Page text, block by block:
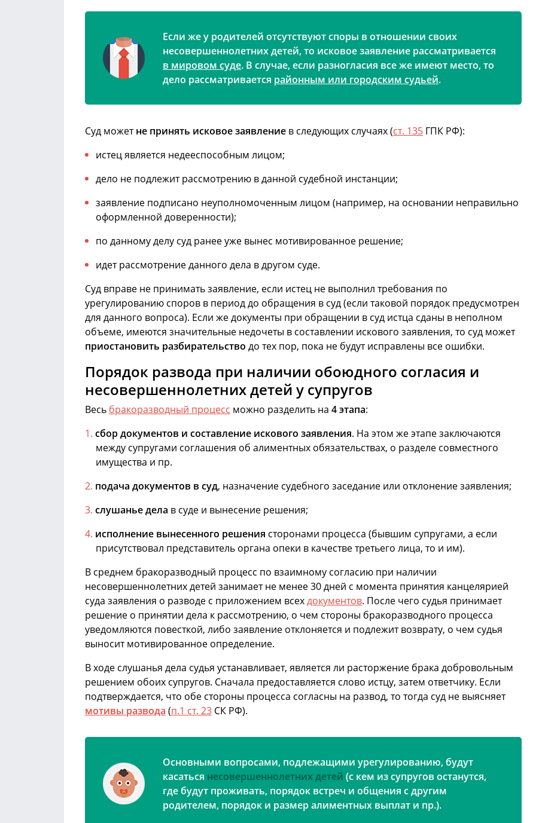
Если же у родителей отсутствуют споры в отношении своих
несовершеннолетних детей, то исковое заявление рассматривается
в мировом суде. В случае, если разногласия все же имеют место, то
дело рассматривается районным или городским судьей.
Суд можетне принять исковое заявление в следующих случаях (ст. 135 ГПК РФ):
истец является недееспособным лицом;
дело не подлежит рассмотрению в данной судебной инстанции;
заявление подписано неуполномоченным лицом (например, на основании неправильно
оформленной доверенности);
по данному делу суд ранее уже вынес мотивированное решение;
идет рассмотрение данного дела в другом суде.
Суд вправе не принимать заявление, если истец не выполнил требования по
урегулированию споров в период до обращения в суд (если таковой порядок предусмотрен
для данного вопроса). Если же документы при обращении в суд истца сданы в неполном
объеме, имеются значительные недочеты в составлении искового заявления, то суд может
приостановить разбирательство до тех пор, пока не будут исправлены все ошибки.
Порядок развода при наличии обоюдного согласия и
несовершеннолетних детей у супругов
Весь бракоразводный процесс можно разделить на 4 этапа:
сбор документов и составление искового заявления. На этом же этапе заключаются
между супругами соглашения об алиментных обязательствах, о разделе совместного
имущества и пр.
подача документов в суд, назначение судебного заседание или отклонение заявления;
слушанье дела в суде и вынесение решения;
исполнение вынесенного решения сторонами процесса (бывшим супругами, а если
присутствовал представитель органа опеки в качестве третьего лица, то и им).
В среднем бракоразводный процесс по взаимному согласию при наличии
несовершеннолетних детей занимает не менее 30 дней с момента принятия канцелярией
суда заявления о разводе с приложением всехдокументов. После чего судья принимает
решение о принятии дела к рассмотрению, о чем стороны бракоразводного процесса
уведомляются повесткой, либо заявление отклоняется и подлежит возврату, о чем судья
выносит мотивированное определение.
В ходе слушанья дела судья устанавливает, является ли расторжение брака добровольным
решением обоих супругов. Сначала предоставляется слово истцу, затем ответчику. Если
подтверждается, что обе стороны процесса согласны на развод, то тогда суд не выясняет
мотивы развода (п.1 ст. 23 СК РФ).
Основными вопросами, подлежащими урегулированию, будут
касаться несовершеннолетних детей (с кем из супругов останутся,
где будут проживать, порядок встреч и общения с другим
родителем, порядок и размер алиментных выплат и пр.).